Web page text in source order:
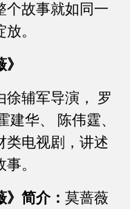
个故事就如同一
。
徐辅军导演， 罗
华、 陈伟霆、
类电视剧，讲述
。
简介： 莫蔷薇